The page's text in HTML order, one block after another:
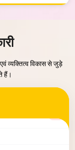
व्यक्तित्व विकास से जुड़े
हैं।